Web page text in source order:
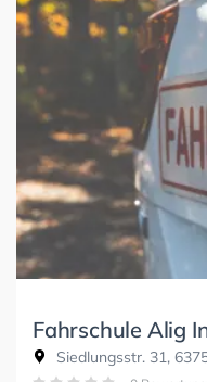
Fahrschule Alig
Siedlungsstr. 31,